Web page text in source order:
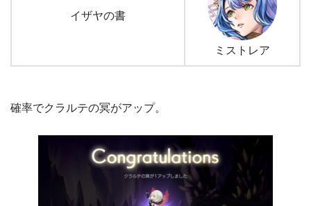
イザヤの書
ミストレア
確率でクラルテの冥がアップ。